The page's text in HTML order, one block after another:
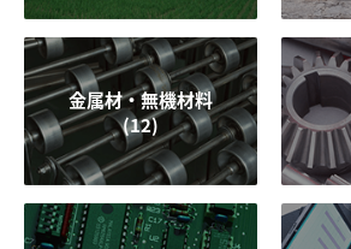
金属材・無機材料
(12)